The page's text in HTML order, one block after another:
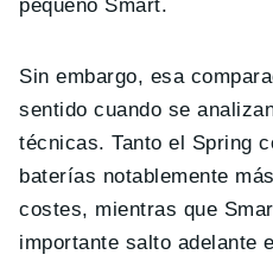
pequeño Smart.
Sin embargo, esa
sentido cuando se
técnicas. Tanto el Spring
baterías notablemente
costes, mientras que
importante salto adelante